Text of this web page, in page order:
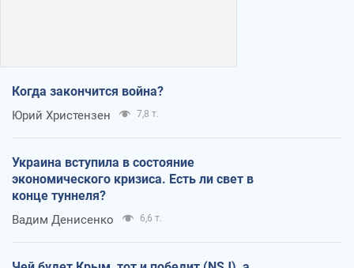
Когда закончится война?
Юрий Христензен 7,8 т.
Украина вступила в состояние
экономического кризиса. Есть ли свет в
конце туннеля?
Вадим Денисенко 6,6 т.